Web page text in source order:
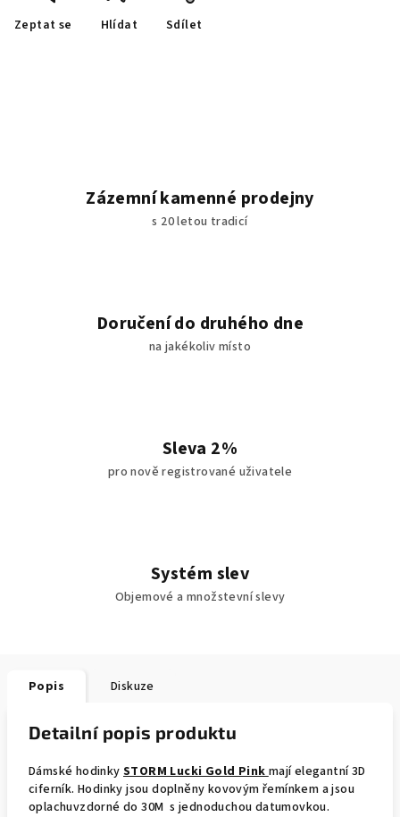
Zeptat se Hlídat Sdílet
Zázemní kamenné prodejny
s 20 letou tradicí
Doručení do druhého dne
na jakékoliv místo
Sleva 2%
pro nově registrované uživatele
Systém slev
Objemové a množstevní slevy
Popis Diskuze
Detailní popis produktu
Dámské hodinky STORM Lucki Gold Pinkmají elegantní 3D
ciferník. Hodinky jsou doplněny kovovým řemínkem a jsou
oplachuvzdorné do 30M s jednoduchou datumovkou.